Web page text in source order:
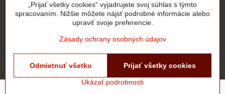
2026
Copyright
Predvoľby súkromia
Zásady ochrany osobných údajov
Stav objednávky
Vytvorené pomocou:BiznisWeb.sk
„Prijať všetky cookies“ vyjadrujete svoj súhlas s týmto
spracovaním. Nižšie môžete nájsť podrobné informácie alebo
upraviť svoje preferencie.
Zásady ochrany osobných údajov
Ukázať podrobnosti
Prijať všetky cookies
Odmietnuť všetko